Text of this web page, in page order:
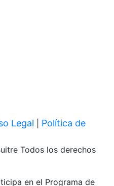
Legal
Política de
Todos los derechos
en el Programa de